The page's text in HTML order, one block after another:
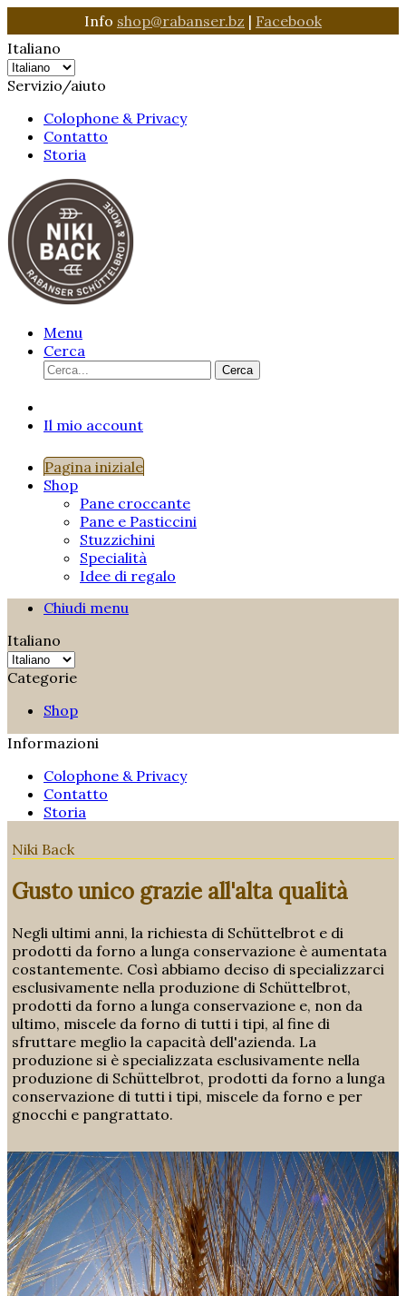
Info shop@rabanser.bz | Facebook
Italiano
Servizio/aiuto
Colophone & Privacy
Contatto
Storia
Menu
Cerca
Cerca
Il mio account
Pagina iniziale
Shop
Pane croccante
Pane e Pasticcini
Stuzzichini
Specialità
Idee di regalo
Chiudi menu
Italiano
Categorie
Shop
Informazioni
Colophone & Privacy
Contatto
Storia
Niki Back
Gusto unico grazie all'alta qualità
Negli ultimi anni, la richiesta di Schüttelbrot e di
prodotti da forno a lunga conservazione è aumentata
costantemente. Così abbiamo deciso di specializzarci
esclusivamente nella produzione di Schüttelbrot,
prodotti da forno a lunga conservazione e, non da
ultimo, miscele da forno di tutti i tipi, al fine di
sfruttare meglio la capacità dell'azienda. La
produzione si è specializzata esclusivamente nella
produzione di Schüttelbrot, prodotti da forno a lunga
conservazione di tutti i tipi, miscele da forno e per
gnocchi e pangrattato.